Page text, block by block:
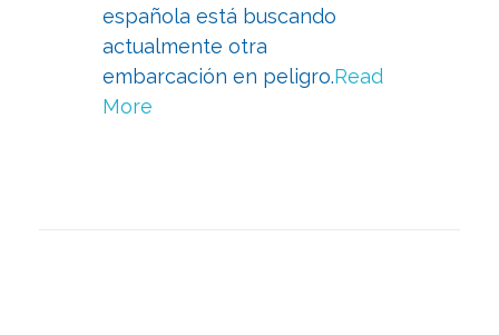
española está buscando
actualmente otra
embarcación en peligro.Read
More